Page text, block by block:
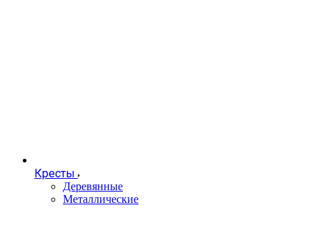
Кресты
Деревянные
Металлические